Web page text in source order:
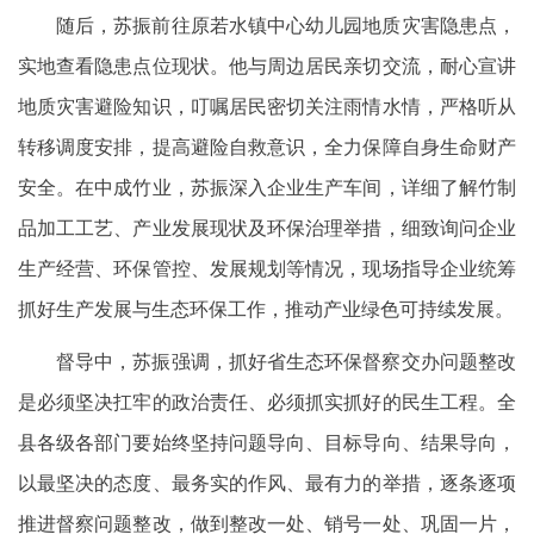
随后，苏振前往原若水镇中心幼儿园地质灾害隐患点，
实地查看隐患点位现状。他与周边居民亲切交流，耐心宣讲
地质灾害避险知识，叮嘱居民密切关注雨情水情，严格听从
转移调度安排，提高避险自救意识，全力保障自身生命财产
安全。在中成竹业，苏振深入企业生产车间，详细了解竹制
品加工工艺、产业发展现状及环保治理举措，细致询问企业
生产经营、环保管控、发展规划等情况，现场指导企业统筹
抓好生产发展与生态环保工作，推动产业绿色可持续发展。
督导中，苏振强调，抓好省生态环保督察交办问题整改
是必须坚决扛牢的政治责任、必须抓实抓好的民生工程。全
县各级各部门要始终坚持问题导向、目标导向、结果导向，
以最坚决的态度、最务实的作风、最有力的举措，逐条逐项
推进督察问题整改，做到整改一处、销号一处、巩固一片，